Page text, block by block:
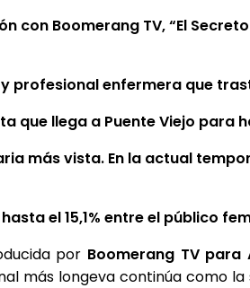
con Boomerang TV, “El
profesional enfermera que
que llega a Puente Viejo
más vista. En la actual
el 15,1% entre el público
por Boomerang TV para
más longeva continúa como